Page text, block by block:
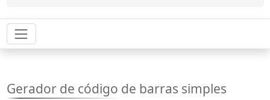
Gerador de código de barras simples